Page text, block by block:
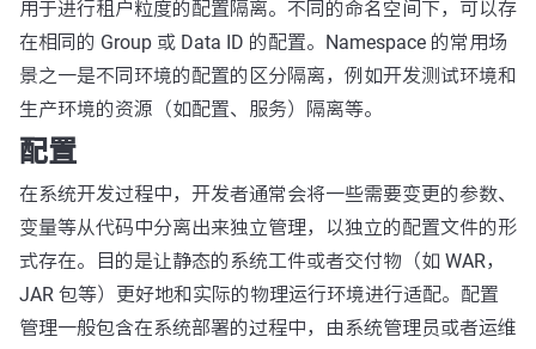
用于进行租户粒度的配置隔离。不同的命名空间下，可以存
在相同的 Group 或 Data ID 的配置。Namespace 的常用场
景之一是不同环境的配置的区分隔离，例如开发测试环境和
生产环境的资源（如配置、服务）隔离等。
配置
在系统开发过程中，开发者通常会将一些需要变更的参数、
变量等从代码中分离出来独立管理，以独立的配置文件的形
式存在。目的是让静态的系统工件或者交付物（如 WAR，
JAR 包等）更好地和实际的物理运行环境进行适配。配置
管理一般包含在系统部署的过程中，由系统管理员或者运维